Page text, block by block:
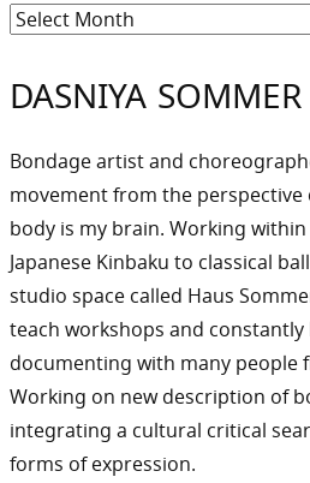
Archiv
DASNIYA SOMMER
Bondage artist and
movement from the perspective
body is my brain. Working
Japanese Kinbaku to classical
studio space called Haus
teach workshops and
documenting with many people
Working on new description of
integrating a cultural critical
forms of expression.